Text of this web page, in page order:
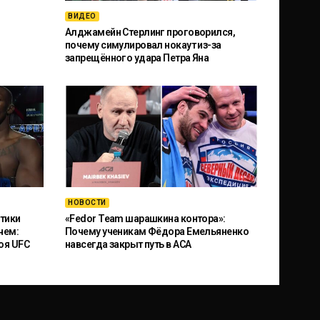
ВИДЕО
Алджамейн Стерлинг проговорился,
почему симулировал нокаут из-за
запрещённого удара Петра Яна
UFC
НОВОСТИ
«Fedor Team шарашкина контора»:
Почему ученикам Фёдора Емельяненко
навсегда закрыт путь в ACA